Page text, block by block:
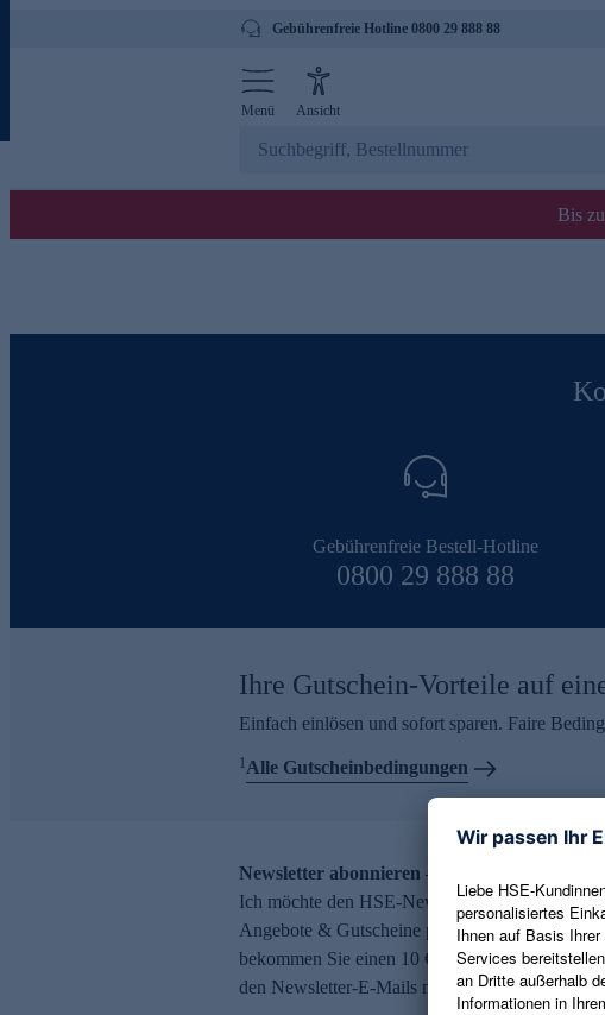
Gebührenfreie Hotline 0800 29 888 88
Menü Ansicht
Bis
Gebührenfreie Bestell-Hotline
0800 29 888 88
Ihre Gutschein-Vorteile auf
Einfach einlösen und sofort sparen. Faire
1Alle Gutscheinbedingungen
Newsletter abonnieren – 10 € Gutschein
Ich möchte den HSE-Newsletter abonnieren
Angebote & Gutscheine per E-Mail erhalten.
bekommen Sie einen 10 € Gutschein. Eine
den Newsletter-E-Mails möglich.